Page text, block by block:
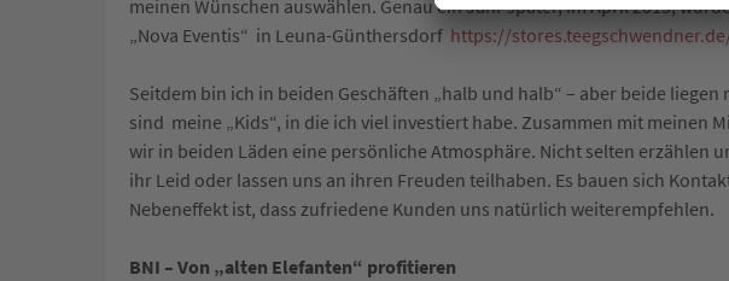
meinen Wünschen auswählen. Genau ein Jahr später, im April 2015,
„Nova Eventis“ in Leuna-Günthersdorf https://
Seitdem bin ich in beiden Geschäften „halb und halb“ – aber beide
sind meine „Kids“, in die ich viel investiert habe. Zusammen mit
wir in beiden Läden eine persönliche Atmosphäre. Nicht selten erzählen
ihr Leid oder lassen uns an ihren Freuden teilhaben. Es bauen sich
Nebeneffekt ist, dass zufriedene Kunden uns natürlich weiterempfehlen.
BNI – Von „alten Elefanten“ profitieren